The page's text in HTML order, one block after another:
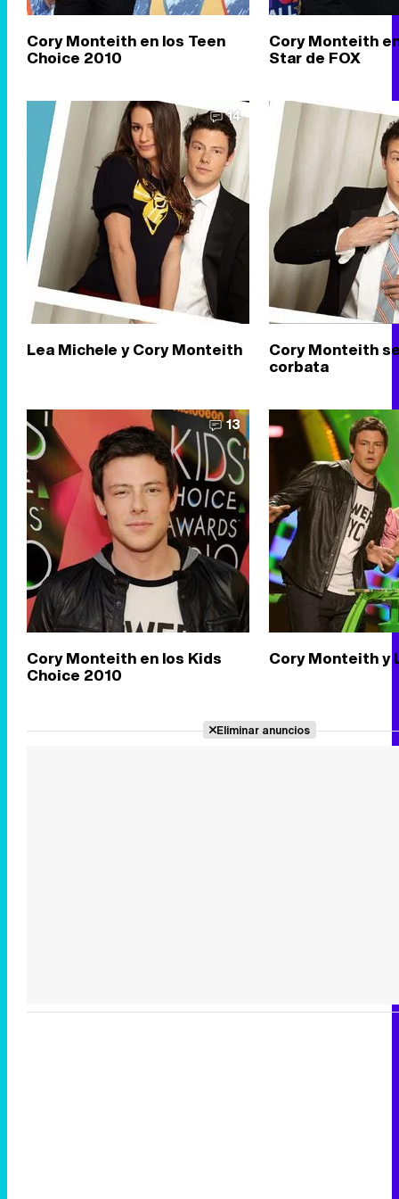
Cory Monteith en los Teen
Choice 2010
Cory Monteith
Star de FOX
14
Lea Michele y Cory Monteith Cory Monteith
corbata
13
Cory Monteith en los Kids
Choice 2010
Cory Monteith y
Eliminar anuncios